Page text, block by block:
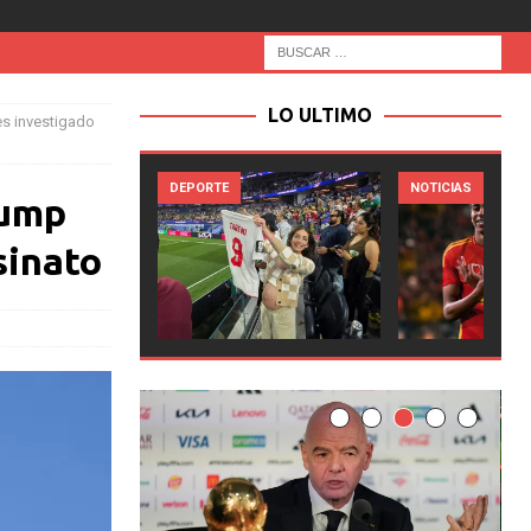
investigado
LO ULTIMO
NOTICIAS NOTICIAS